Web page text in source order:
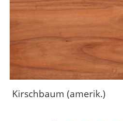
Kirschbaum (amerik.)